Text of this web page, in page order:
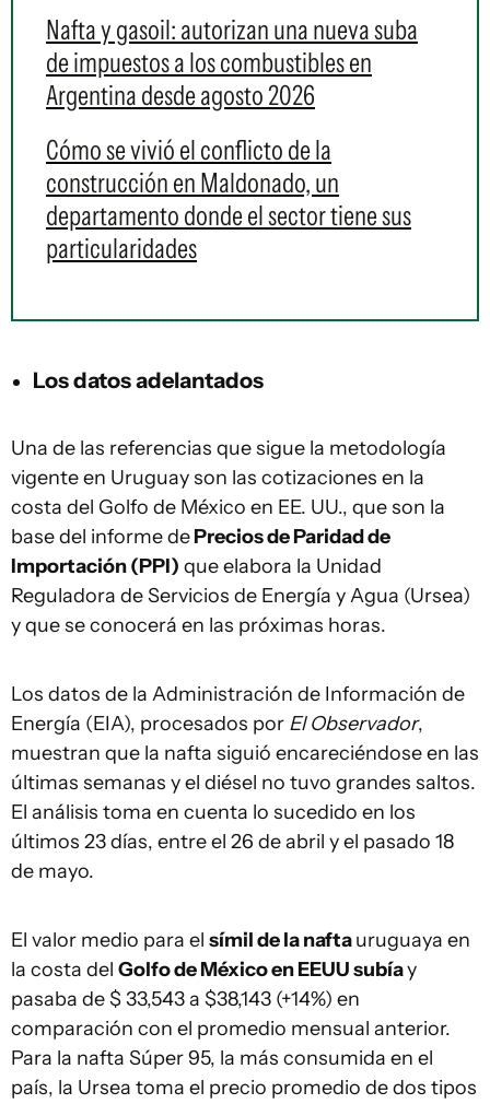
Nafta y gasoil: autorizan una nueva suba
de impuestos a los combustibles en
Argentina desde agosto 2026
Cómo se vivió el conflicto de la
construcción en Maldonado, un
departamento donde el sector tiene sus
particularidades
Los datos adelantados
Una de las referencias que sigue la metodología
vigente en Uruguay son las cotizaciones en la
costa del Golfo de México en EE. UU., que son la
base del informe dePrecios de Paridad de
Importación (PPI) que elabora la Unidad
Reguladora de Servicios de Energía y Agua (Ursea)
y que se conocerá en las próximas horas.
Los datos de la Administración de Información de
Energía (EIA), procesados por El Observador,
muestran que la nafta siguió encareciéndose en las
últimas semanas y el diésel no tuvo grandes saltos.
El análisis toma en cuenta lo sucedido en los
últimos 23 días, entre el 26 de abril y el pasado 18
de mayo.
El valor medio para el símil de la naftauruguaya en
la costa del Golfo de México en EEUU subíay
pasaba de $ 33,543 a $38,143 (+14%) en
comparación con el promedio mensual anterior.
Para la nafta Súper 95, la más consumida en el
país, la Ursea toma el precio promedio de dos tipos